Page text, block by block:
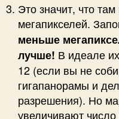
Это значит, что
мегапикселей.
меньше
лучше! В идеале
12 (если вы не
гигапанорамы и
разрешения). Но
увеличивают